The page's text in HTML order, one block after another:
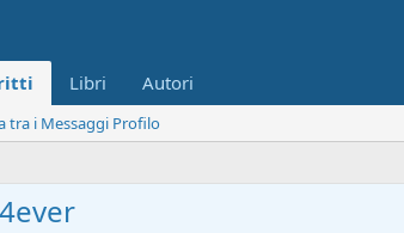
Libri Autori
tra i Messaggi Profilo